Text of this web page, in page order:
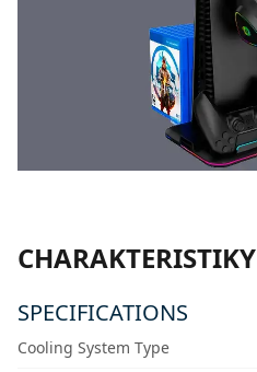
CHARAKTERISTIKY
SPECIFICATIONS
Cooling System Type